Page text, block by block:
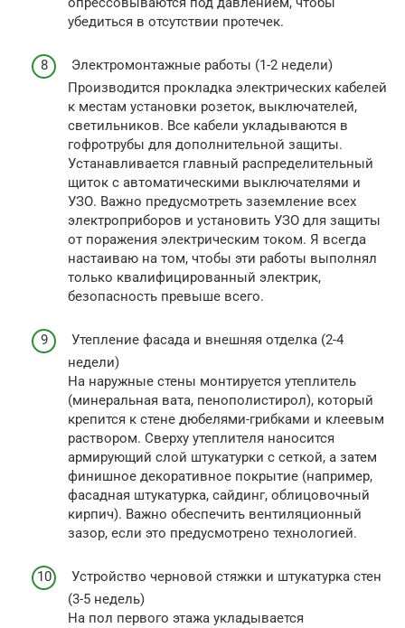
убедиться в отсутствии протечек.
Электромонтажные работы (1-2 недели)
Производится прокладка электрических кабелей
к местам установки розеток, выключателей,
светильников. Все кабели укладываются в
гофротрубы для дополнительной защиты.
Устанавливается главный распределительный
щиток с автоматическими выключателями и
УЗО. Важно предусмотреть заземление всех
электроприборов и установить УЗО для защиты
от поражения электрическим током. Я всегда
настаиваю на том, чтобы эти работы выполнял
только квалифицированный электрик,
безопасность превыше всего.
Утепление фасада и внешняя отделка (2-4
недели)
На наружные стены монтируется утеплитель
(минеральная вата, пенополистирол), который
крепится к стене дюбелями-грибками и клеевым
раствором. Сверху утеплителя наносится
армирующий слой штукатурки с сеткой, а затем
финишное декоративное покрытие (например,
фасадная штукатурка, сайдинг, облицовочный
кирпич). Важно обеспечить вентиляционный
зазор, если это предусмотрено технологией.
Устройство черновой стяжки и штукатурка стен
(3-5 недель)
На пол первого этажа укладывается